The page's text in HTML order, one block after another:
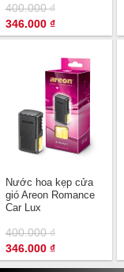
400.000₫
Giá
gốc
là:
346.000 ₫Giá
hiện
tại
346.000 ₫.
Nước hoa kẹp cửa
gió Areon Romance
Car Lux
400.000₫
Giá
gốc
là:
346.000 ₫Giá
hiện
tại